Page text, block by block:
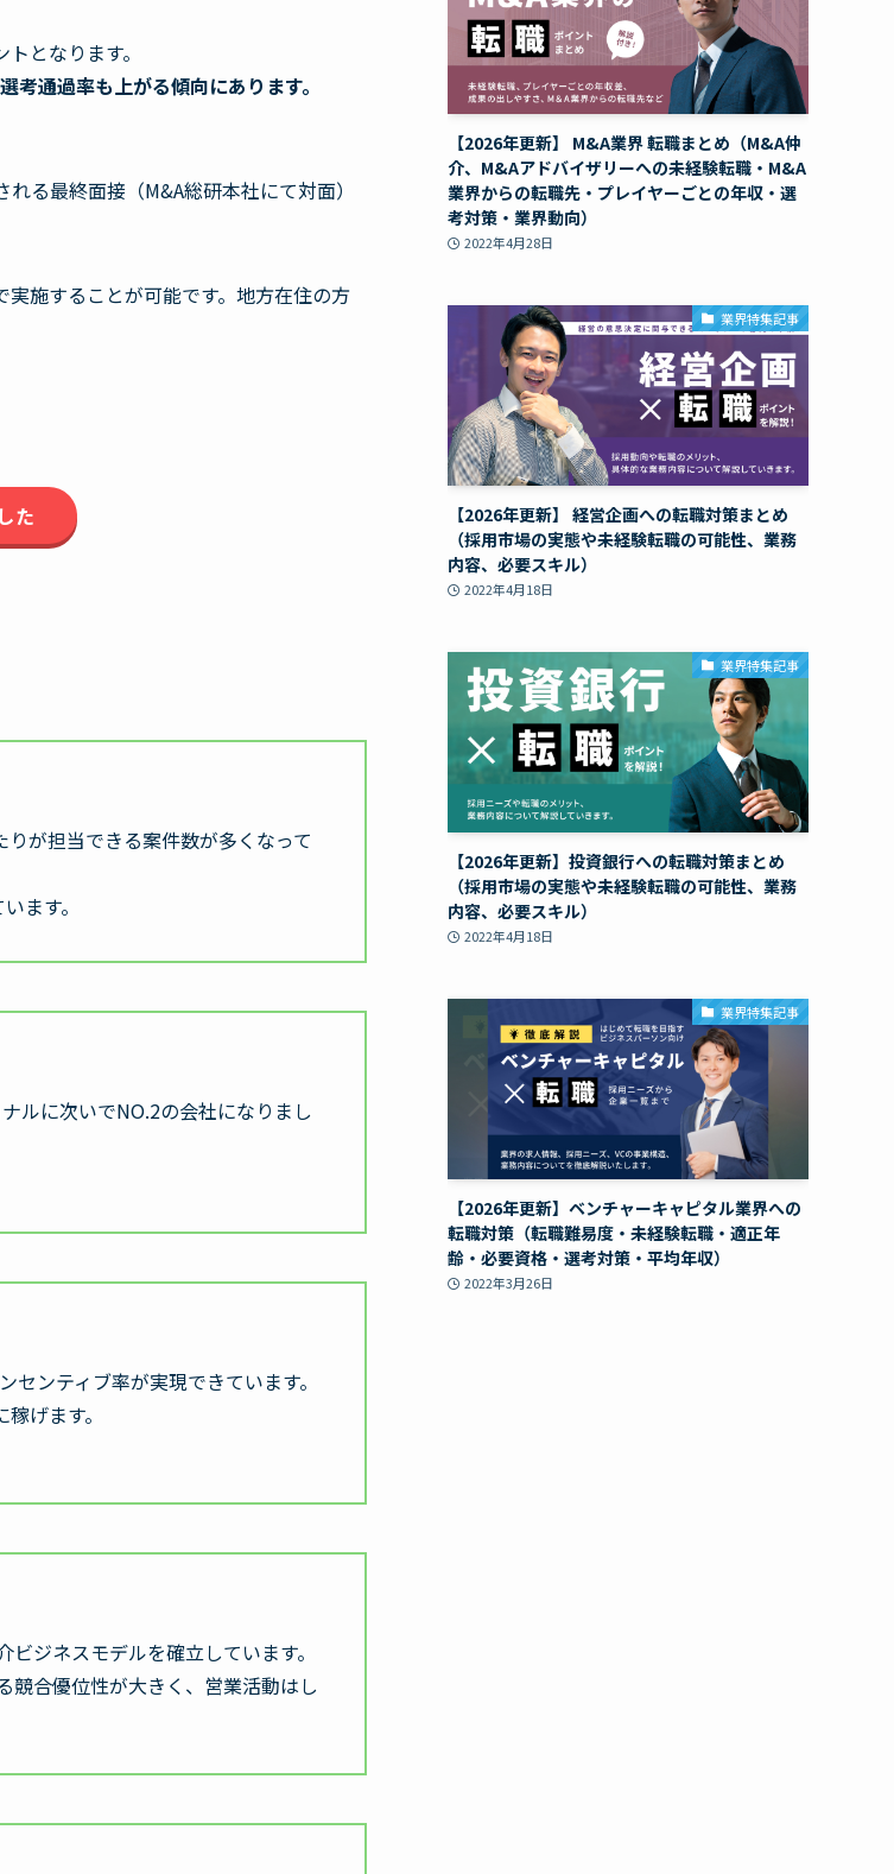
となります。
通過率も上がる傾向にあります。
る最終面接（M&A総研本社にて対面）
施することが可能です。地方在住の方
た
が担当できる案件数が多くなって
ます。
ルに次いでNO.2の会社になりまし
ンティブ率が実現できています。
げます。
ジネスモデルを確立しています。
競合優位性が大きく、営業活動はし
【2026年更新】 M&A業界 転職まとめ（M&A仲
介、M&Aアドバイザリーへの未経験転職・M&A
業界からの転職先・プレイヤーごとの年収・選
考対策・業界動向）
2022年4月28日
業界特集記事
【2026年更新】 経営企画への転職対策まとめ
（採用市場の実態や未経験転職の可能性、業務
内容、必要スキル）
2022年4月18日
業界特集記事
【2026年更新】投資銀行への転職対策まとめ
（採用市場の実態や未経験転職の可能性、業務
内容、必要スキル）
2022年4月18日
業界特集記事
【2026年更新】ベンチャーキャピタル業界への
転職対策（転職難易度・未経験転職・適正年
齢・必要資格・選考対策・平均年収）
2022年3月26日